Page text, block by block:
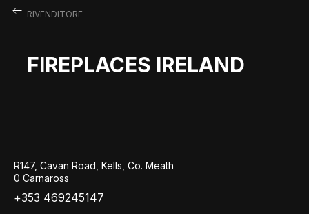
RIVENDITORE
FIREPLACES IRELAND
R147, Cavan Road, Kells, Co. Meath
0 Carnaross
+353 469245147